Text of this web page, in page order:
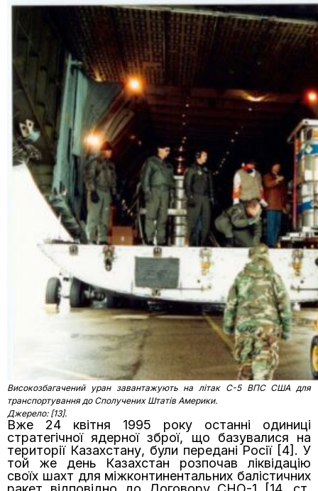
Високозбагачений уран завантажують на літак C-5 ВПС США для
транспортування до Сполучених Штатів Америки.
Джерело: [13].
Вже 24 квітня 1995 року останні одиниці
стратегічної ядерної зброї, що базувалися на
території Казахстану, були передані Росії [4]. У
той же день Казахстан розпочав ліквідацію
своїх шахт для міжконтинентальних балістичних